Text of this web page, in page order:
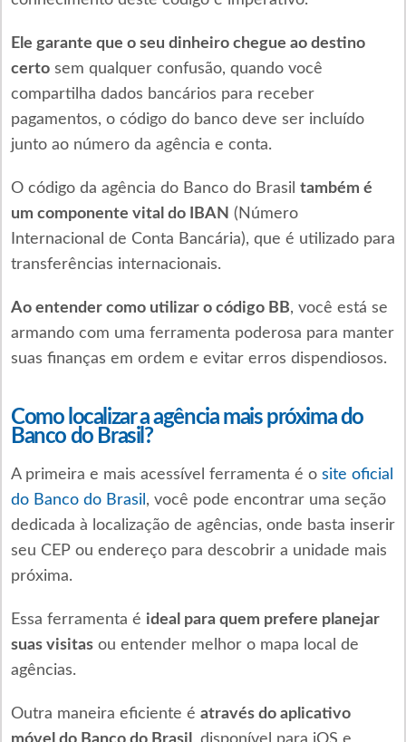
Ele garante que o seu dinheiro chegue ao destino
certosem qualquer confusão, quando você
compartilha dados bancários para receber
pagamentos, o código do banco deve ser incluído
junto ao número da agência e conta.
O código da agência do Banco do Brasil também é
um componente vital do IBAN (Número
Internacional de Conta Bancária), que é utilizado para
transferências internacionais.
Ao entender como utilizar o código BB, você está se
armando com uma ferramenta poderosa para manter
suas finanças em ordem e evitar erros dispendiosos.
Como localizar a agência mais próxima do
Banco do Brasil?
A primeira e mais acessível ferramenta é o site oficial
do Banco do Brasil , você pode encontrar uma seção
dedicada à localização de agências, onde basta inserir
seu CEP ou endereço para descobrir a unidade mais
próxima.
Essa ferramenta é ideal para quem prefere planejar
suas visitasou entender melhor o mapa local de
agências.
Outra maneira eficiente é através do aplicativo